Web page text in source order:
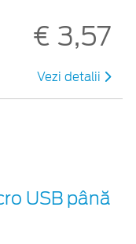
€ 3,57
Vezi detalii
USB până